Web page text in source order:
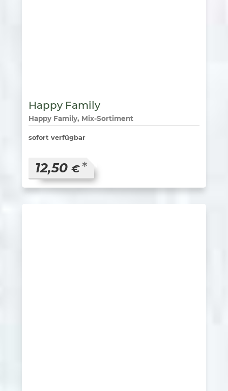
Happy Family
Happy Family, Mix-Sortiment
sofort verfügbar
12,50 € *